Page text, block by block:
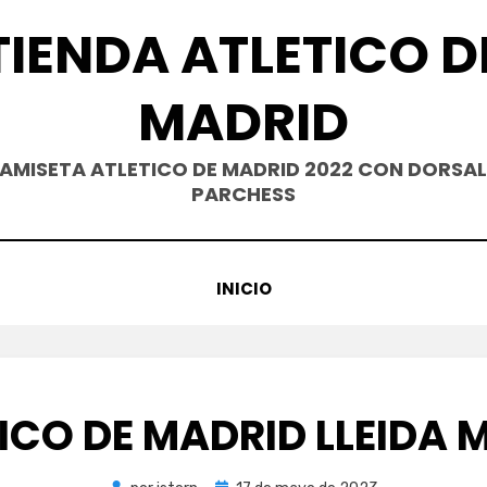
ATLETICO
MADRID
ATLETICO DE MADRID 2022 CON
PARCHESS
INICIO
DE MADRID LLEIDA